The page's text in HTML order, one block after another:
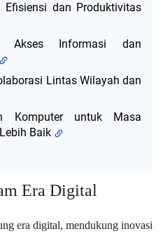
Efisiensi dan Produktivitas
Akses Informasi dan
Lintas Wilayah dan
Komputer untuk Masa
Baik
Era Digital
era digital, mendukung inovasi